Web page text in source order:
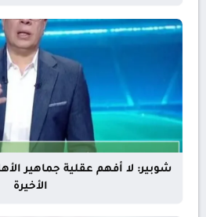
شوبير: لا أفهم عقلية جماهير
الأخيرة